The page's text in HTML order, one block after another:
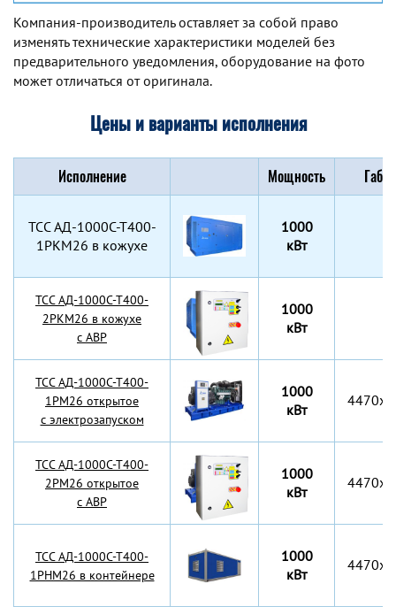
Компания-производитель оставляет за собой право
изменять технические характеристики моделей без
предварительного уведомления, оборудование на фото
может отличаться от оригинала.
Цены и варианты исполнения
Исполнение Мощность
TCC АД-1000С-Т400-
1РКМ26 в кожухе
1000
кВт
TCC АД-1000С-Т400-
2РКМ26 в кожухе
с АВР
1000
кВт
TCC АД-1000С-Т400-
1РМ26 открытое
с электрозапуском
1000
кВт
TCC АД-1000С-Т400-
2РМ26 открытое
с АВР
1000
кВт
TCC АД-1000С-Т400-
1РНМ26 в контейнере
1000
кВт